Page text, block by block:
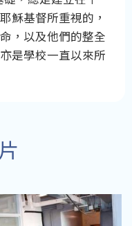
穌基督所重視的，
，以及他們的整全
是學校一直以來所